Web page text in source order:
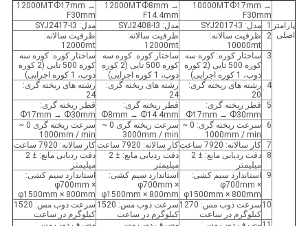
10000MTФ17mm →
F30mm
12000MTФ8mm →
F14.4mm
12000MTФ17mm →
F30mm
پارامتر
اصلی
1 مدل: SYJ2017-I3 مدل: SYJ2408-I3
مدل: SYJ2417-I3
2
ظرفیت سالانه:
10000mt
ظرفیت سالانه:
12000mt
ظرفیت سالانه:
12000mt
3
ساختار کوره: کوره سه
کوره 500 تایی (2 کوره
ذوب، 1 کوره اجرایی)
ساختار کوره: کوره سه
کوره 500 تایی (2 کوره
ذوب، 1 کوره اجرایی)
ساختار کوره: کوره سه
کوره 500 تایی (2 کوره
ذوب، 1 کوره اجرایی)
4
رشته های ریخته گری:
20
رشته های ریخته گری:
24
رشته های ریخته گری:
24
5
قطر ریخته گری:
Ф17mm → Ф30mm
قطر ریخته گری:
Ф8mm → Ф14.4mm
قطر ریخته گری:
Ф17mm → Ф30mm
6
سرعت ریخته گری: 0 ~
1000mm / min
سرعت ریخته گری 0 ~
3000mm / min
سرعت ریخته گری 0 ~
1000mm / min
7 کار سالانه: 7920 ساعت کار سالانه: 7920 ساعت
کار سالانه: 7920 ساعت
8
دقت ردیابی مایع: ± 2
میلیمتر
دقت ردیابی مایع: ± 2
میلیمتر
دقت ردیابی مایع: ± 2
میلیمتر
9
استاندارد سیم کشی:
φ700mm ×
φ1500mm × 800mm
استاندارد سیم کشی:
φ700mm ×
φ1500mm × 800mm
استاندارد سیم کشی:
φ700mm ×
φ1500mm × 800mm
10
سرعت ذوب مس: 1270
کیلوگرم در ساعت
سرعت ذوب مس: 1520
کیلوگرم در ساعت
سرعت ذوب مس: 1520
کیلوگرم در ساعت